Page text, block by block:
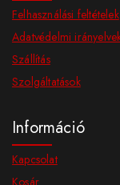
Felhasználási feltételek
Adatvédelmi
Szállítás
Szolgáltatások
Információ
Kapcsolat